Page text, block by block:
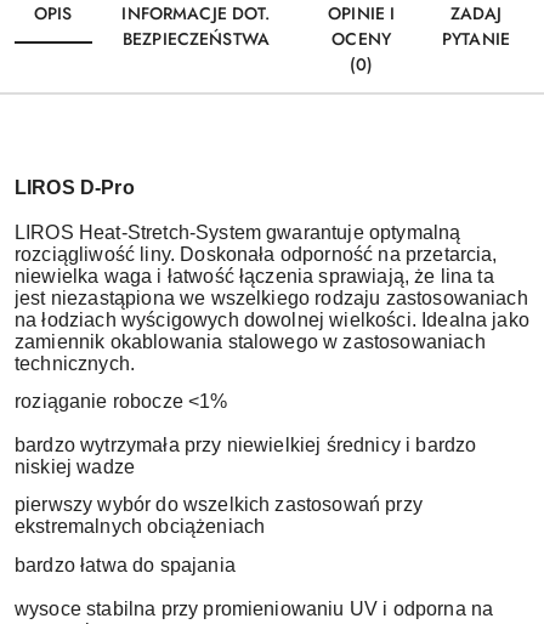
OPIS
INFORMACJE DOT.
BEZPIECZEŃSTWA
OPINIE I
OCENY
(0)
ZADAJ
PYTANIE
LIROS D-Pro
LIROS Heat-Stretch-System gwarantuje optymalną
rozciągliwość liny. Doskonała odporność na przetarcia,
niewielka waga i łatwość łączenia sprawiają, że lina ta
jest niezastąpiona we wszelkiego rodzaju zastosowaniach
na łodziach wyścigowych dowolnej wielkości. Idealna jako
zamiennik okablowania stalowego w zastosowaniach
technicznych.
roziąganie robocze <1%
bardzo wytrzymała przy niewielkiej średnicy i bardzo
niskiej wadze
pierwszy wybór do wszelkich zastosowań przy
ekstremalnych obciążeniach
bardzo łatwa do spajania
wysoce stabilna przy promieniowaniu UV i odporna na